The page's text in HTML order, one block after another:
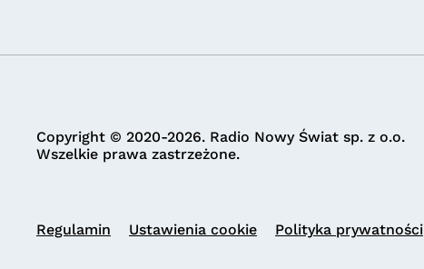
Copyright © 2020-2026. Radio Nowy Świat sp. z o.o.
Wszelkie prawa zastrzeżone.
Regulamin Ustawienia cookie Polityka prywatności